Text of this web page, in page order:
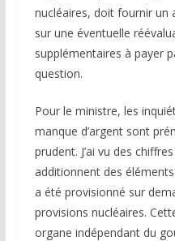
nucléaires, doit fournir un
sur une éventuelle
supplémentaires à payer
question.
Pour le ministre, les
manque d’argent sont
prudent. J’ai vu des
additionnent des
a été provisionné sur
provisions nucléaires.
organe indépendant du